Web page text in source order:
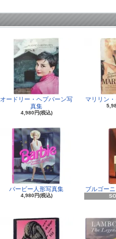
オードリー・ヘプバーン写
真集
4,980円(税込)
マリリン
バービー人形写真集
4,980円(税込)
ブルゴー